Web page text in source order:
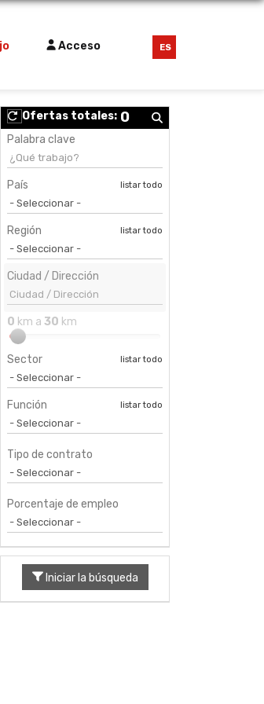
Acceso ES
Ofertas totales: 0
Palabra clave
País listar todo
Región listar todo
Ciudad / Dirección
0 km a 30 km
Sector listar todo
Función listar todo
Tipo de contrato
Porcentaje de empleo
Iniciar la búsqueda